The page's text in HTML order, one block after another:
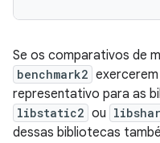
Se os comparativos de
benchmark2
representativo para as
libstatic2 ou
dessas bibliotecas